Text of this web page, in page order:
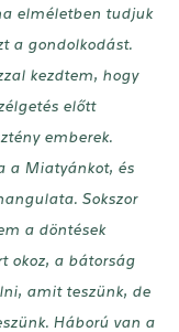
elméletben tudjuk
a gondolkodást.
kezdtem, hogy
előtt
emberek.
a Miatyánkot, és
Sokszor
a döntések
okoz, a bátorság
amit teszünk, de
Háború van a